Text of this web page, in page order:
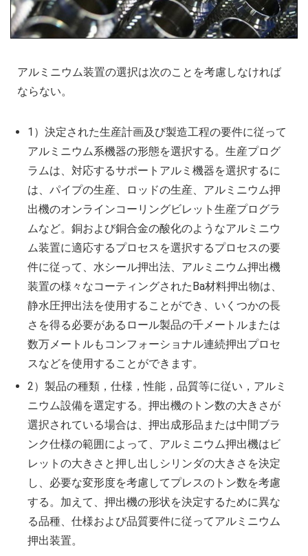
アルミニウム装置の選択は次のことを考慮しなければ
ならない。
1）決定された生産計画及び製造工程の要件に従って
アルミニウム系機器の形態を選択する。生産プログ
ラムは、対応するサポートアルミ機器を選択するに
は、パイプの生産、ロッドの生産、アルミニウム押
出機のオンラインコーリングビレット生産プログラ
ムなど。銅および銅合金の酸化のようなアルミニウ
ム装置に適応するプロセスを選択するプロセスの要
件に従って、水シール押出法、アルミニウム押出機
装置の様々なコーティングされたBa材料押出物は、
静水圧押出法を使用することができ、いくつかの長
さを得る必要があるロール製品の千メートルまたは
数万メートルもコンフォーショナル連続押出プロセ
スなどを使用することができます。
2）製品の種類，仕様，性能，品質等に従い，アルミ
ニウム設備を選定する。押出機のトン数の大きさが
選択されている場合は、押出成形品または中間ブラ
ンク仕様の範囲によって、アルミニウム押出機はビ
レットの大きさと押し出しシリンダの大きさを決定
し、必要な変形度を考慮してプレスのトン数を考慮
する。加えて、押出機の形状を決定するために異な
る品種、仕様および品質要件に従ってアルミニウム
押出装置。